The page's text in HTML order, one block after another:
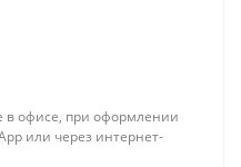
в офисе, при оформлении
или через интернет-